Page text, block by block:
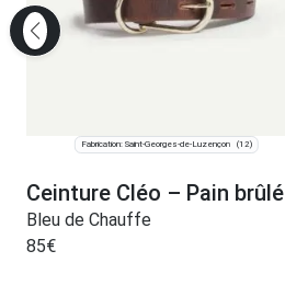
Fabrication: Saint-Georges-de-Luzençon (12)
Ceinture Cléo – Pain brûlé
Bleu de Chauffe
85€